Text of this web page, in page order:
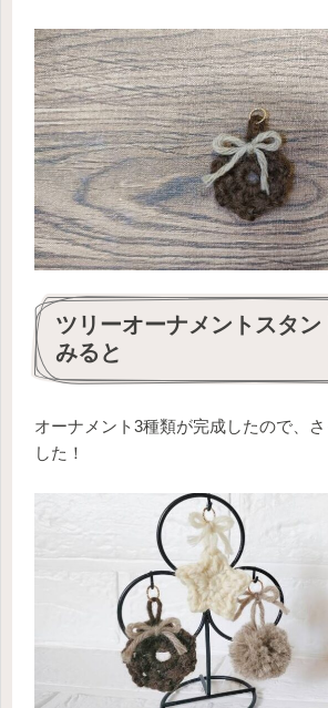
ツリーオーナメントスタン
みると
オーナメント3種類が完成したので、
した！